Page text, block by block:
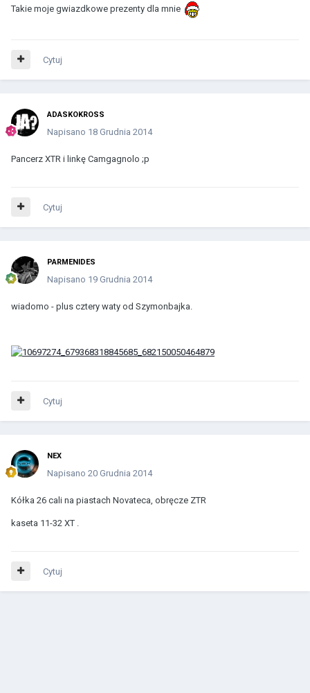
Takie moje gwiazdkowe prezenty dla mnie
Cytuj
ADASKOKROSS
Napisano 18 Grudnia 2014
Pancerz XTR i linkę Camgagnolo ;p
Cytuj
PARMENIDES
Napisano 19 Grudnia 2014
wiadomo - plus cztery waty od Szymonbajka.
Cytuj
NEX
Napisano 20 Grudnia 2014
Kółka 26 cali na piastach Novateca, obręcze ZTR
kaseta 11-32 XT .
Cytuj